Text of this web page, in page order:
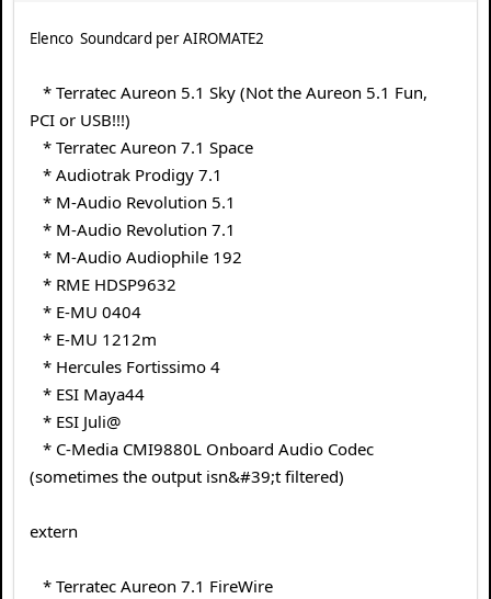
Elenco Soundcard per AIROMATE2
* Terratec Aureon 5.1 Sky (Not the Aureon 5.1 Fun,
PCI or USB!!!)
* Terratec Aureon 7.1 Space
* Audiotrak Prodigy 7.1
* M-Audio Revolution 5.1
* M-Audio Revolution 7.1
* M-Audio Audiophile 192
* RME HDSP9632
* E-MU 0404
* E-MU 1212m
* Hercules Fortissimo 4
* ESI Maya44
* ESI Juli@
* C-Media CMI9880L Onboard Audio Codec
(sometimes the output isn&#39;t filtered)
extern
* Terratec Aureon 7.1 FireWire